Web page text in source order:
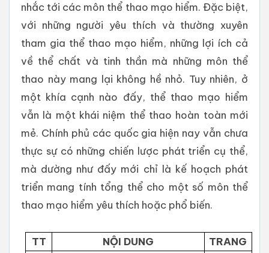
nhắc tới các môn thể thao mạo hiểm. Đặc biệt,
với những người yêu thích và thường xuyên
tham gia thể thao mạo hiểm, những lợi ích cả
về thể chất và tinh thần mà những môn thể
thao này mang lại không hề nhỏ. Tuy nhiên, ở
một khía cạnh nào đấy, thể thao mạo hiểm
vẫn là một khái niệm thể thao hoàn toàn mới
mẻ. Chính phủ các quốc gia hiện nay vẫn chưa
thực sự có những chiến lược phát triển cụ thể,
mà dường như đấy mới chỉ là kế hoạch phát
triển mang tính tổng thể cho một số môn thể
thao mạo hiểm yêu thích hoặc phổ biến.
TT NỘI DUNG
TRANG